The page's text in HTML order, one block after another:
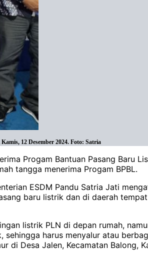
12 Desember 2024. Foto: Satria
Progam Bantuan Pasang Baru
tangga menerima Progam BPBL.
ESDM Pandu Satria Jati
baru listrik dan di daerah
listrik PLN di depan rumah,
harus menyalur atau
di Desa Jalen, Kecamatan Balong,